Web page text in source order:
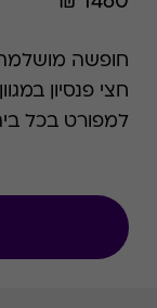
חופשה מושלמת
חצי פנסיון
למפורט בכל